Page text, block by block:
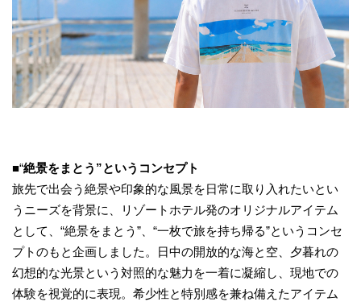
■“絶景をまとう”というコンセプト
旅先で出会う絶景や印象的な風景を日常に取り入れたいとい
うニーズを背景に、リゾートホテル発のオリジナルアイテム
として、“絶景をまとう”、“一枚で旅を持ち帰る”というコンセ
プトのもと企画しました。日中の開放的な海と空、夕暮れの
幻想的な光景という対照的な魅力を一着に凝縮し、現地での
体験を視覚的に表現。希少性と特別感を兼ね備えたアイテム